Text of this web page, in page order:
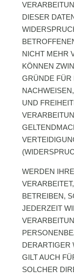
DIESER
NICHT MEHR
KÖNNEN
GRÜNDE FÜR
UND
WERDEN
BETREIBEN,
JEDERZEIT
DERARTIGER
GILT AUCH
SOLCHER